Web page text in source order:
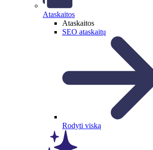
Ataskaitos
Ataskaitos
SEO ataskaitų
Rodyti viską